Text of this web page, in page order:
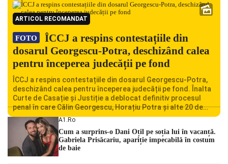
ARTICOL RECOMANDAT
FOTO
ÎCCJ a respins contestațiile din
dosarul Georgescu-Potra, deschizând calea
pentru începerea judecății pe fond
ÎCCJ a respins contestațiile din dosarul Georgescu-Potra,
deschizând calea pentru începerea judecății pe fond. Înalta
Curte de Casație și Justiție a deblocat definitiv procesul
penal în care Călin Georgescu, Horațiu Potra și alte 20 de
persoane sunt acuzați de acțiuni îndreptate împotriva
ordinii constituționale. În ședința din camera preliminară,
judecătorii de la instanța supremă au […]
A1.ro
Cum a surprins-o Dani Oțil pe soția lui în vacanță.
Gabriela Prisăcariu, apariție impecabilă în costum
de baie